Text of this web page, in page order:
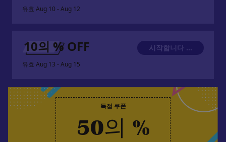
유효 Aug 10 - Aug 12
10의 % OFF
유효 Aug 13 - Aug 15
시작합니다 ...
독점 쿠폰
50의 %